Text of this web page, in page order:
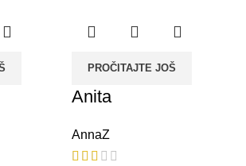
PROČITAJTE JOŠ
Anita
AnnaZ